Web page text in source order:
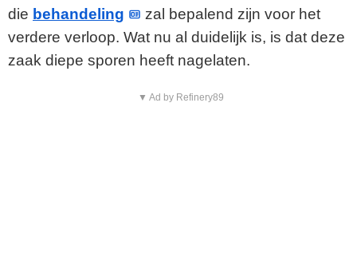
die behandeling
zal bepalend zijn voor het
verdere verloop. Wat nu al duidelijk is, is dat deze
zaak diepe sporen heeft nagelaten.
▼ Ad by Refinery89